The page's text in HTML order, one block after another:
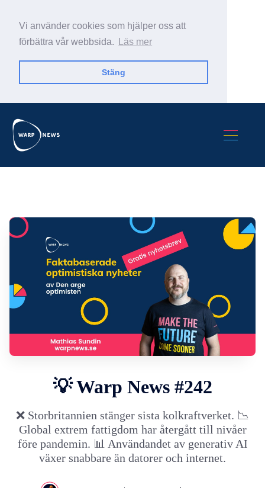
Vi använder cookies som hjälper oss att
förbättra vår webbsida.
Läs mer
Stäng
💡 Warp News #242
❌ Storbritannien stänger sista kolkraftverket. 📉
Global extrem fattigdom har återgått till nivåer
före pandemin. 📊 Användandet av generativ AI
växer snabbare än datorer och internet.